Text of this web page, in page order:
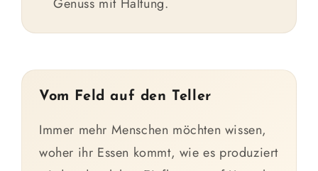
Genuss mit Haltung.
Vom Feld auf den Teller
Immer mehr Menschen möchten wissen,
woher ihr Essen kommt, wie es produziert